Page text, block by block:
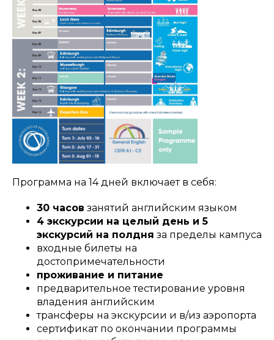
Программа на 14 дней включает в себя:
30 часов занятий английским языком
4 экскурсии на целый день и 5
экскурсий на полдня за пределы кампуса
входные билеты на
достопримечательности
проживание и питание
предварительное тестирование уровня
владения английским
трансферы на экскурсии и в/из аэропорта
сертификат по окончании программы